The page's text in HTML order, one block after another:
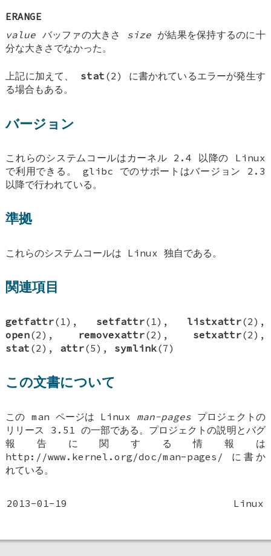
ERANGE
value バッファの大きさ sizeが結果を保持するのに十
分な大きさでなかった。
上記に加えて、 stat (2) に書かれているエラーが発生す
る場合もある。
バージョン
これらのシステムコールはカーネル 2.4 以降の Linux
で利用できる。 glibc でのサポートはバージョン 2.3
以降で行われている。
準拠
これらのシステムコールは Linux 独自である。
関連項目
getfattr(1), setfattr(1), listxattr(2),
open(2), removexattr(2), setxattr(2),
stat (2), attr(5), symlink(7)
この文書について
この man ページは Linux man-pages プロジェクトの
リリース 3.51 の一部である。プロジェクトの説明とバグ
報告に関する情報は
http://www.kernel.org/doc/man-pages/ に書か
れている。
2013-01-19 Linux